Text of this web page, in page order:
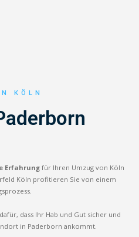
KÖLN
Erfahrung für Ihren Umzug von Köln
Köln profitieren Sie von einem
dass Ihr Hab und Gut sicher und
in Paderborn ankommt.